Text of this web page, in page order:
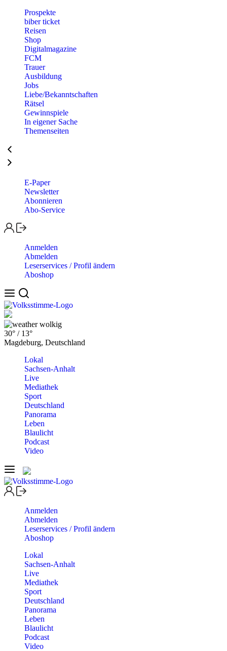
Prospekte
biber ticket
Reisen
Shop
Digitalmagazine
FCM
Trauer
Ausbildung
Jobs
Liebe/Bekanntschaften
Rätsel
Gewinnspiele
In eigener Sache
Themenseiten
E-Paper
Newsletter
Abonnieren
Abo-Service
Anmelden
Abmelden
Leserservices / Profil ändern
Aboshop
wolkig
30° / 13°
Magdeburg, Deutschland
Lokal
Sachsen-Anhalt
Live
Mediathek
Sport
Deutschland
Panorama
Leben
Blaulicht
Podcast
Video
Anmelden
Abmelden
Leserservices / Profil ändern
Aboshop
Lokal
Sachsen-Anhalt
Live
Mediathek
Sport
Deutschland
Panorama
Leben
Blaulicht
Podcast
Video